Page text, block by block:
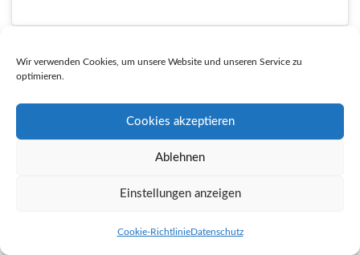
Wir verwenden Cookies, um unsere Website und unseren Service zu
optimieren.
Cookies akzeptieren
Ablehnen
Einstellungen anzeigen
Cookie-RichtlinieDatenschutz